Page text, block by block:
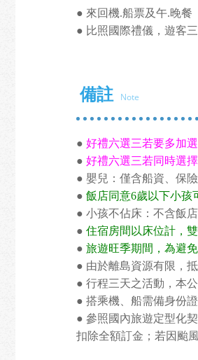
● 來回機.船票及午.晚餐
● 比照國際禮儀，遊客
備註 Note
● 好禮六選三若要多加
● 好禮六選三若同時選
● 嬰兒：僅含船資、保
● 飯店同意6歲以下小孩
● 小孩不佔床：不含飯
● 住宿房間以床位計，
● 旅遊旺季期間，為避
● 由於離島資源有限，
● 行程三天之活動，本
● 搭乘機、船需備身份
● 參照國內旅遊定型化
扣除全額訂金；若因颱